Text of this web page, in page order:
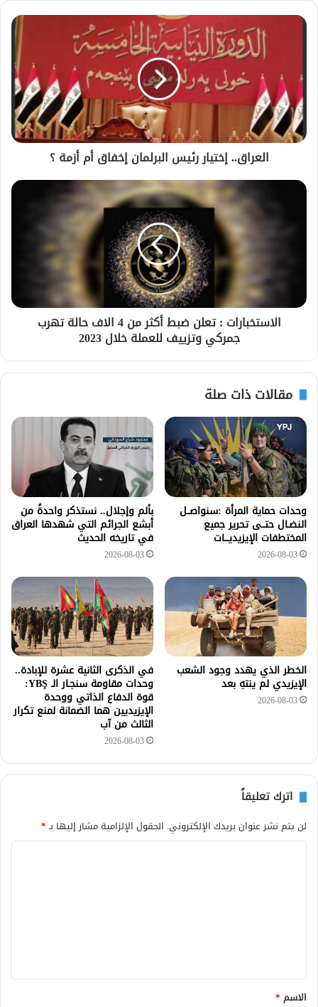
العراق.. إختيار رئيس البرلمان إخفاق أم أزمة ؟
‏الاستخبارات : تعلن ضبط أكثر من 4 الاف حالة تهرب
جمركي وتزييف للعملة خلال 2023
مقالات ذات صلة
وحدات حماية المرأة :سنواصــل
النضـال حتــى تحرير جميع
المختطفات الإيزيديـــات
2026-08-03
بألم وإجلال.. نستذكر واحدةً من
أبشع الجرائم التي شهدها العراق
في تاريخه الحديث
2026-08-03
الخطر الذي يهدد وجود الشعب
الإيزيدي لم ينتهِ بعد
2026-08-03
في الذكرى الثانية عشرة للإبادة..
وحدات مقاومة سنجـار الـ YBŞ:
قوة الدفاع الذاتي ووحدة
الإيزيديين هما الضمانة لمنع تكرار
الثالث من آب
2026-08-03
اترك تعليقاً
لن يتم نشر عنوان بريدك الإلكتروني. الحقول الإلزامية مشار إليها بـ*
ق
*
الاسم *